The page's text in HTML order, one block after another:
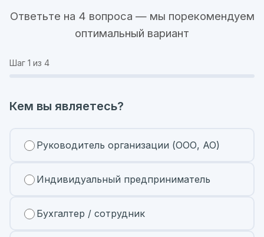
Ответьте на 4 вопроса — мы порекомендуем
оптимальный вариант
Шаг 1 из 4
Кем вы являетесь?
Руководитель организации (ООО, АО)
Индивидуальный предприниматель
Бухгалтер / сотрудник